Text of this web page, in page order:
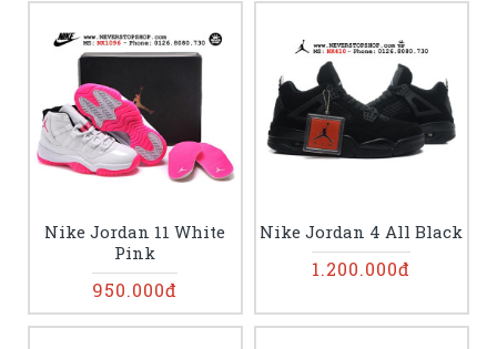
Nike Jordan 11 White
Pink
950.000đ
Nike Jordan 4 All Black
1.200.000đ